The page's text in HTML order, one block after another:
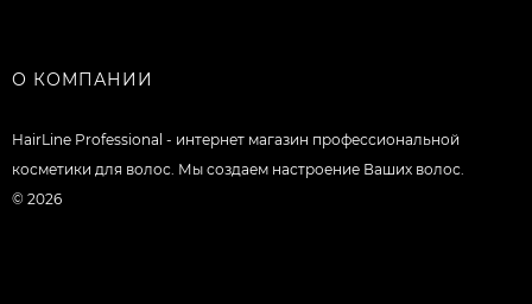
О КОМПАНИИ
HairLine Professional - интернет магазин профессиональной
косметики для волос. Мы создаем настроение Ваших волос.
© 2026